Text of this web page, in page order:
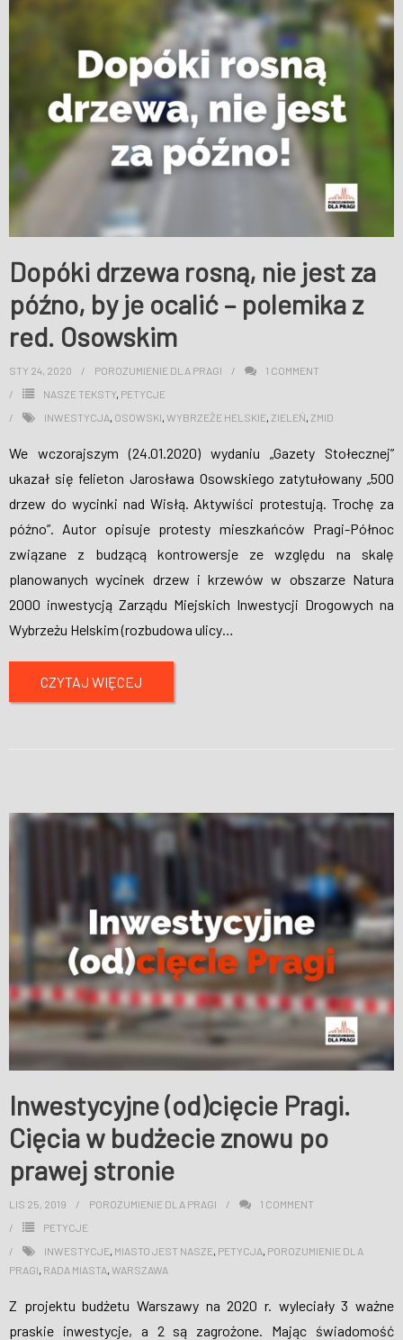
Dopóki drzewa rosną, nie jest za
późno, by je ocalić – polemika z
red. Osowskim
STY 24, 2020 POROZUMIENIE DLA PRAGI 1 COMMENT
NASZE TEKSTY, PETYCJE
INWESTYCJA, OSOWSKI, WYBRZEŻE HELSKIE, ZIELEŃ, ZMID
We wczorajszym (24.01.2020) wydaniu „Gazety Stołecznej”
ukazał się felieton Jarosława Osowskiego zatytułowany „500
drzew do wycinki nad Wisłą. Aktywiści protestują. Trochę za
późno”. Autor opisuje protesty mieszkańców Pragi-Północ
związane z budzącą kontrowersje ze względu na skalę
planowanych wycinek drzew i krzewów w obszarze Natura
2000 inwestycją Zarządu Miejskich Inwestycji Drogowych na
Wybrzeżu Helskim (rozbudowa ulicy…
CZYTAJ WIĘCEJ
Inwestycyjne (od)cięcie Pragi.
Cięcia w budżecie znowu po
prawej stronie
LIS 25, 2019 POROZUMIENIE DLA PRAGI 1 COMMENT
PETYCJE
INWESTYCJE MIASTO JEST NASZE PETYCJA POROZUMIENIE DLA
PRAGI RADA MIASTA WARSZAWA
Z projektu budżetu Warszawy na 2020 r. wyleciały 3 ważne
praskie inwestycje, a 2 są zagrożone. Mając świadomość